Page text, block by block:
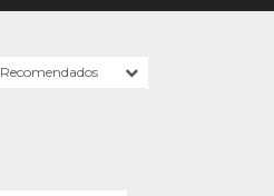
Recomendados